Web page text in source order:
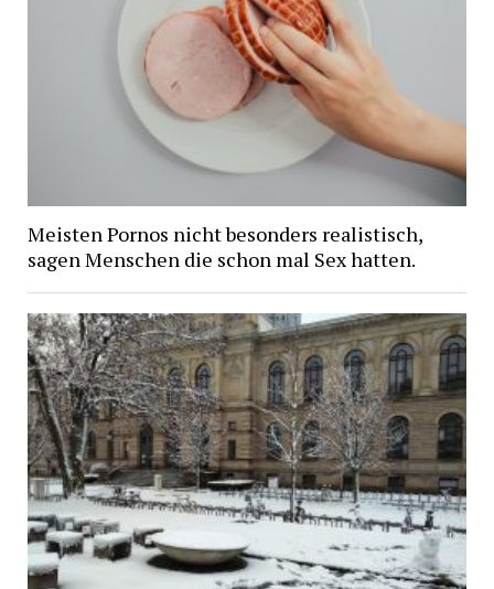
Meisten Pornos nicht besonders realistisch,
sagen Menschen die schon mal Sex hatten.